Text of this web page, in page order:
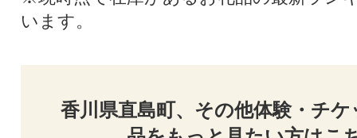
います。
香川県直島町、その他体験・チ